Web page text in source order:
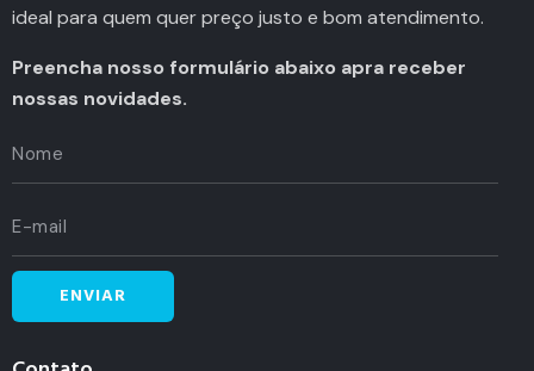
ideal para quem quer preço justo e bom atendimento.
Preencha nosso formulário abaixo apra receber
nossas novidades.